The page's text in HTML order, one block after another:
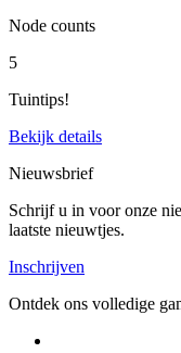
Node counts
5
Tuintips!
Bekijk details
Nieuwsbrief
Schrijf u in voor onze
laatste nieuwtjes.
Inschrijven
Ontdek ons volledige